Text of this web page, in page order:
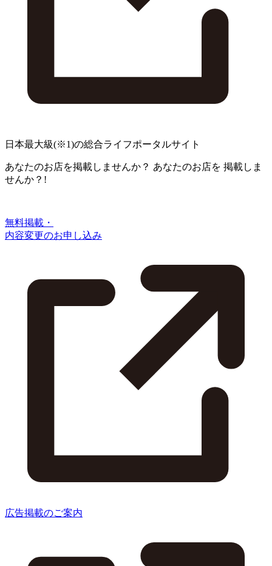
日本最大級(※1)の総合ライフポータルサイト
あなたのお店を掲載しませんか？ あなたのお店を 掲載しま
せんか？!
無料掲載・
内容変更のお申し込み
広告掲載のご案内